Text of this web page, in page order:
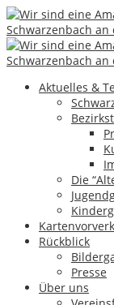
Aktuelles &
Die
Rückblick
Presse
Über uns
08 Okt.
Ki –
vom